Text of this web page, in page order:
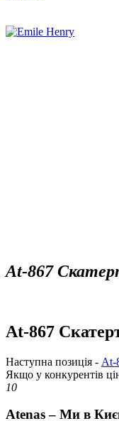
At-867
At-867
Наступна позиція - At-
Якщо у конкурентів
10
Atenas – Ми в